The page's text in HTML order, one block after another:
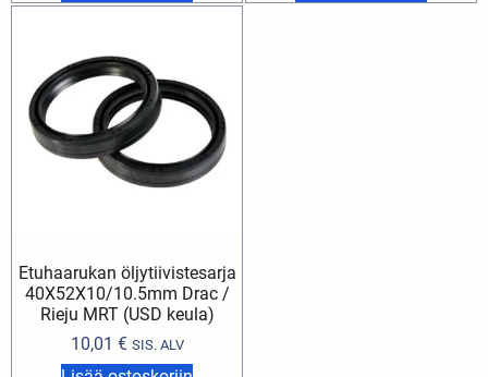
Etuhaarukan öljytiivistesarja
40X52X10/10.5mm Drac /
Rieju MRT (USD keula)
10,01 € SIS. ALV